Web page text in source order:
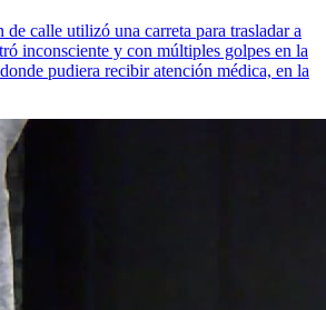
calle utilizó una carreta para trasladar a
inconsciente y con múltiples golpes en la
pudiera recibir atención médica, en la